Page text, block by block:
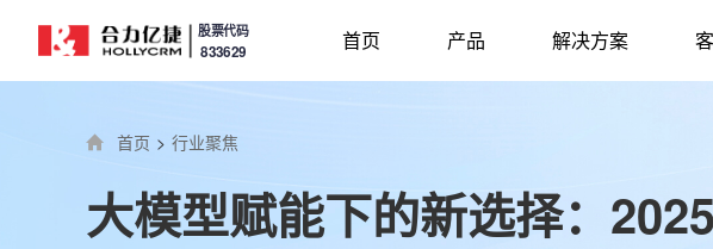
股票代码
833629 首页 产品 解决方案
首页 > 行业聚焦
大模型赋能下的新选择：